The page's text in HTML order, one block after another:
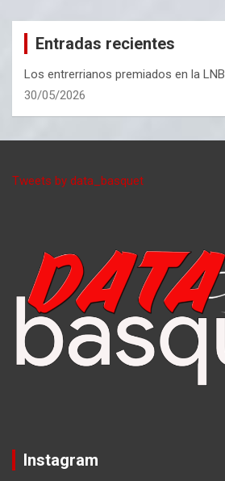
Entradas recientes
Los entrerrianos premiados en la LNB
30/05/2026
Tweets by data_basquet
Instagram